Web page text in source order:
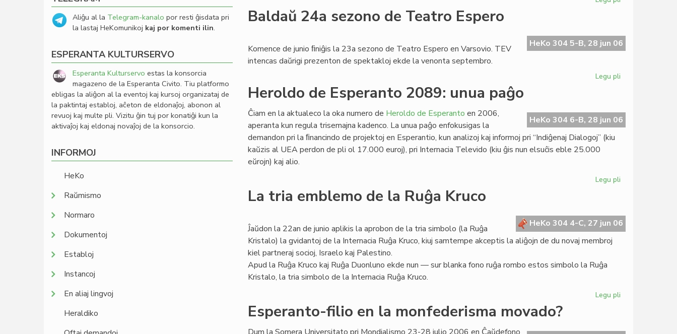
du
esperantaj
Baldaŭ 24a sezono de Teatro Espero
HeKo 304 5-B, 28 jun 06
Komence de junio ﬁniĝis la 23a sezono de Teatro Espero en Varsovio. TEV
intencas daŭrigi prezenton de spektakloj ekde la venonta septembro.
Legu pli
de
Teatro
Heroldo de Esperanto 2089: unua paĝo
HeKo 304 6-B, 28 jun 06
Ĉiam en la aktualeco la oka numero de Heroldo de Esperanto en 2006,
aperanta kun regula trisemajna kadenco. La unua paĝo enfokusigas la
demandon pri la ﬁnancindo de projektoj en Esperantio, kun analizoj kaj informoj pri “Indiĝenaj Dialogoj” (kiu
kaŭzis al UEA perdon de pli ol 17.000 euroj), pri Internacia Televido (kiu ĝis nun elsuĉis eble 25.000
eŭrojn) kaj alio.
Legu pli
2089:
unua
La tria emblemo de la Ruĝa Kruco
HeKo 304 4-C, 27 jun 06
Ĵaŭdon la 22an de junio aplikis la aprobon de la tria simbolo (la Ruĝa
Kristalo) la gvidantoj de la Internacia Ruĝa Kruco, kiuj samtempe akceptis la aliĝojn de du novaj membroj
kiel partneraj socioj, Israelo kaj Palestino.
Apud la Ruĝa Kruco kaj Ruĝa Duonluno ekde nun — sur blanka fono ruĝa rombo estos simbolo la Ruĝa
Kristalo, la tria simbolo de la Internacia Ruĝa Kruco.
Legu pli
Esperanto-filio en la monfederisma movado?
Aliĝu al la Telegram-kanalo por resti ĝisdata pri
la lastaj HeKomunikoj kaj por komenti ilin.
ESPERANTA KULTURSERVO
Esperanta Kulturservo estas la konsorcia
magazeno de la Esperanta Civito. Tiu platformo
ebligas la aliĝon al la eventoj kaj kursoj organizataj de
la paktintaj establoj, aĉeton de eldonaĵoj, abonon al
revuoj kaj multe pli. Vizitu ĝin tuj por konatiĝi kun la
aktivaĵoj kaj eldonaj novaĵoj de la konsorcio.
INFORMOJ
HeKo
Raŭmismo
Normaro
Dokumentoj
Establoj
Instancoj
En aliaj lingvoj
Heraldiko